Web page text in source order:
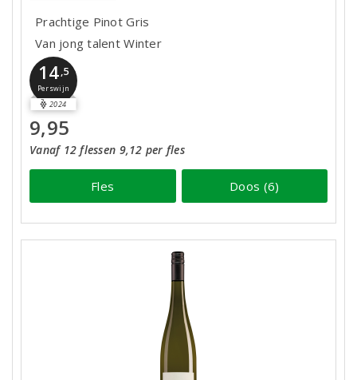
Prachtige Pinot Gris
Van jong talent Winter
14,5
Perswijn
2024
9,95
Vanaf 12 flessen 9,12 per fles
Fles Doos (6)